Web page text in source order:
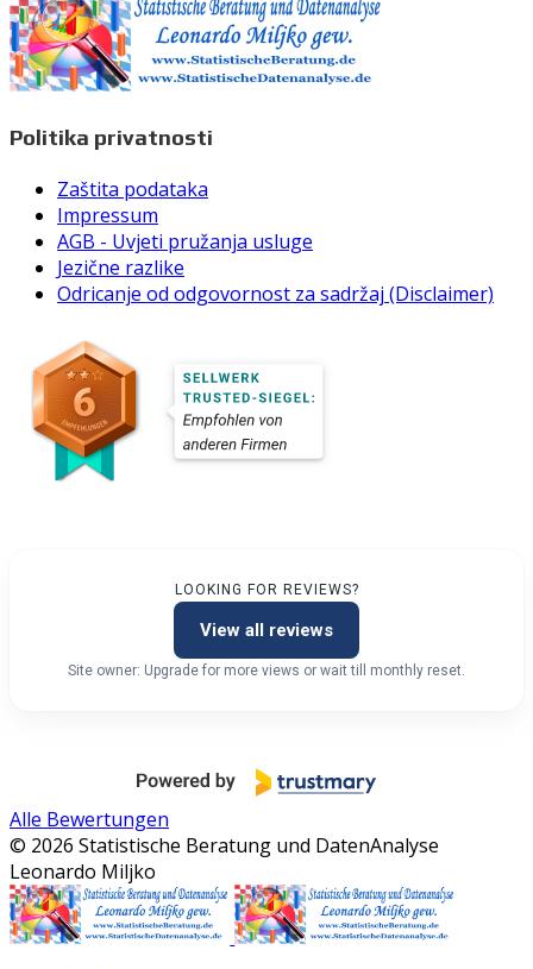
Politika privatnosti
Zaštita podataka
Impressum
AGB - Uvjeti pružanja usluge
Jezične razlike
Odricanje od odgovornost za sadržaj (Disclaimer)
LOOKING FOR REVIEWS?
View all reviews
Site owner: Upgrade for more views or wait till monthly reset.
Alle Bewertungen
© 2026 Statistische Beratung und DatenAnalyse
Leonardo Miljko